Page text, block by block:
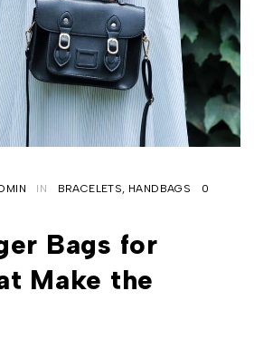
IN BRACELETS, HANDBAGS
0
Bags for
Make the